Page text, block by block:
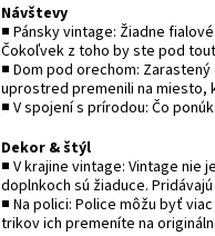
Návštevy
■ Pánsky vintage: Žiadne
Čokoľvek z toho by ste pod
■ Dom pod orechom:
uprostred premenili na miesto,
■ V spojení s prírodou: Čo
Dekor & štýl
■ V krajine vintage: Vintage nie
doplnkoch sú žiaduce.
■ Na polici: Police môžu byť
trikov ich premeníte na